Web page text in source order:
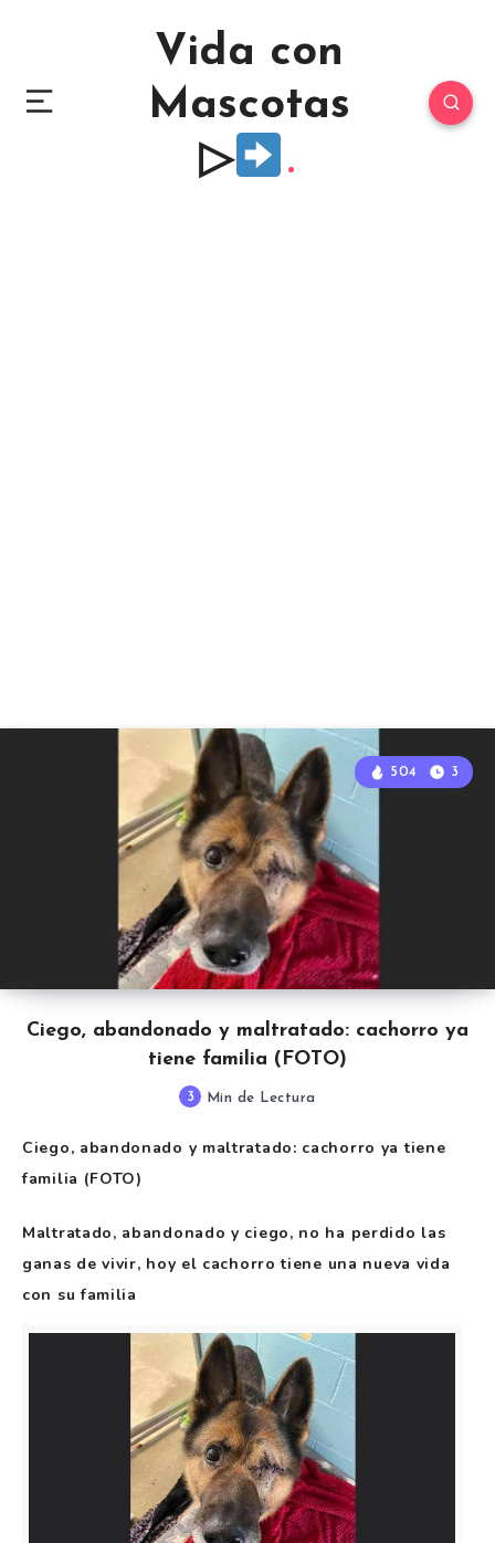
Vida con
Mascotas
▷
Ciego, abandonado y maltratado: cachorro ya
tiene familia (FOTO)
504 3
3 Min de Lectura
Ciego, abandonado y maltratado: cachorro ya tiene
familia (FOTO)
Maltratado, abandonado y ciego, no ha perdido las
ganas de vivir, hoy el cachorro tiene una nueva vida
con su familia